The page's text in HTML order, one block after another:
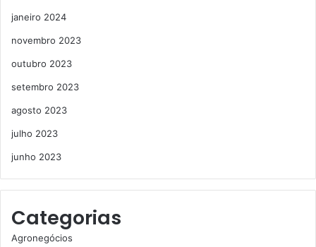
janeiro 2024
novembro 2023
outubro 2023
setembro 2023
agosto 2023
julho 2023
junho 2023
Categorias
Agronegócios